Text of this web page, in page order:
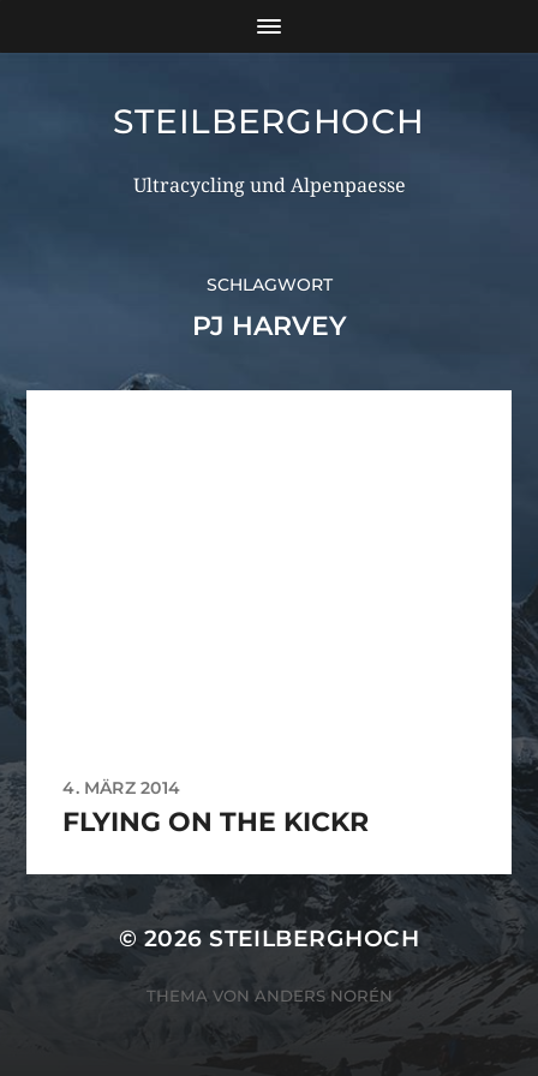
STEILBERGHOCH
Ultracycling und Alpenpaesse
SCHLAGWORT
PJ HARVEY
4. MÄRZ 2014
FLYING ON THE KICKR
© 2026STEILBERGHOCH
THEMA VON ANDERS NORÉN